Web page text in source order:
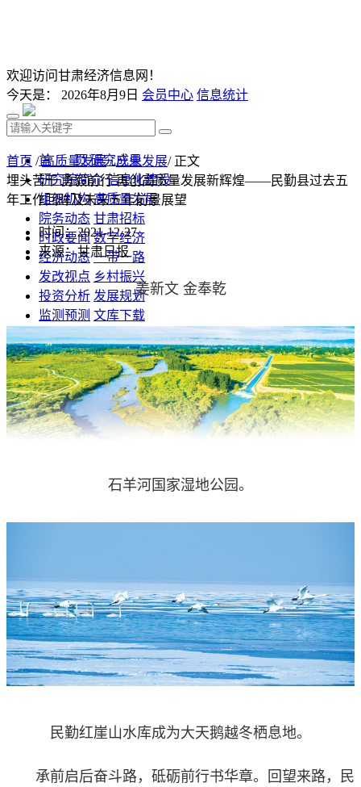
欢迎访问甘肃经济信息网！
今天是： 2026年8月9日 会员中心 信息统计
首 页 研究成果
研究院简介 信息化建设
组织机构 高质量发展
院务动态 甘肃招标
时政要闻 数字经济
经济动态 一带一路
发改视点 乡村振兴
投资分析 发展规划
监测预测 文库下载
首页 /高质量发展/产业发展/ 正文
埋头苦干 勇毅前行 再创高质量发展新辉煌——民勤县过去五
年工作回眸及未来五年前景展望
时间：2021-12-27
来源：甘肃日报
姜新文 金奉乾
石羊河国家湿地公园。
民勤红崖山水库成为大天鹅越冬栖息地。
承前启后奋斗路，砥砺前行书华章。回望来路，民